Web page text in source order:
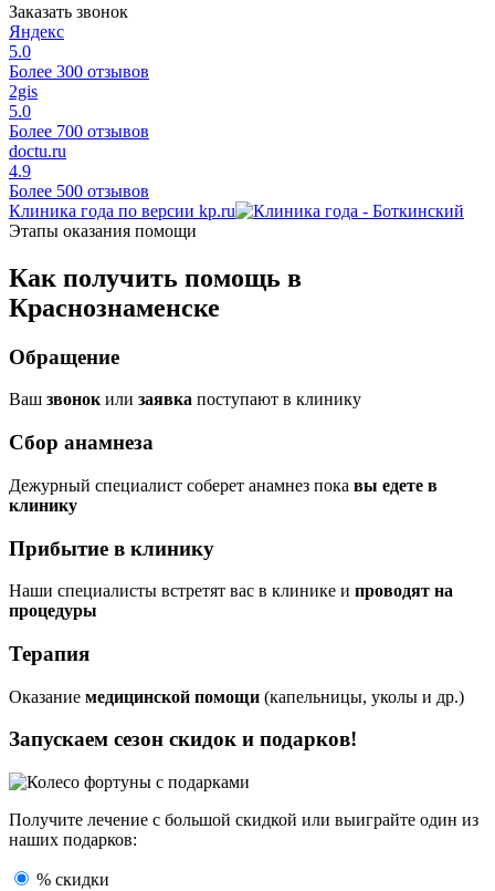
Заказать звонок
Яндекс
5.0
Более 300 отзывов
2gis
5.0
Более 700 отзывов
doctu.ru
4.9
Более 500 отзывов
Клиника года по версии kp.ru
Этапы оказания помощи
Как получить помощь в
Краснознаменске
Обращение
Ваш звонокили заявка поступают в клинику
Сбор анамнеза
Дежурный специалист соберет анамнез пока вы едете в
клинику
Прибытие в клинику
Наши специалисты встретят вас в клинике и проводят на
процедуры
Терапия
Оказание медицинской помощи (капельницы, уколы и др.)
Запускаем сезон скидок и подарков!
Получите лечение с большой скидкой или выиграйте один из
наших подарков:
% скидки